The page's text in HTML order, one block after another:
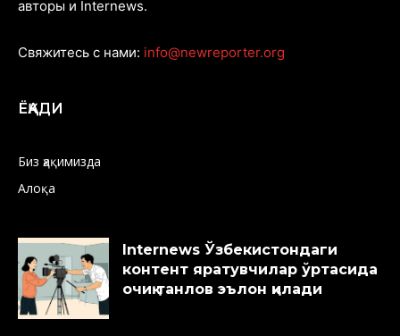
авторы и Internews.
Свяжитесь с нами: info@newreporter.org
ЁҚАДИ
Биз ҳақимизда
Алоқа
Internews Ўзбекистондаги
контент яратувчилар ўртасида
очиқ танлов эълон қилади